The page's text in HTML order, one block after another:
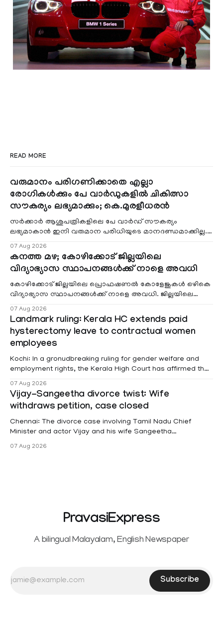
READ MORE
വരുമാനം പരിഗണിക്കാതെ എല്ലാ
രോഗികൾക്കും പേ വാർഡുകളിൽ ചികിത്സാ
സൗകര്യം ലഭ്യമാക്കും; കെ.മുരളീധരൻ
സർക്കാർ ആശുപത്രികളിലെ പേ വാർഡ് സൗകര്യം
ലഭ്യമാകാൻ ഇനി വരുമാന പരിധിയുടെ മാനദണ്ഡമാക്കില്ല.
വരുമാനം പരിഗണിക്കാതെ എല്ലാ രോഗികൾക്കും പേ വാർഡു
07 Aug 2026
കനത്ത മഴ; കോഴിക്കോട് ജില്ലയിലെ
വിദ്യാഭ്യാസ സ്ഥാപനങ്ങൾക്ക് നാളെ അവധി
കോഴിക്കോട് ജില്ലയിലെ പ്രൊഫഷണൽ കോളേജുകൾ ഒഴികെ
വിദ്യാഭ്യാസ സ്ഥാപനങ്ങൾക്ക് നാളെ അവധി. ജില്ലയിലെ
മലയോര- തീരദേശ മേഖലകളിലും മറ്റും ശക്തമായ മഴയു
07 Aug 2026
Landmark ruling: Kerala HC extends paid
hysterectomy leave to contractual women
employees
Kochi: In a gronudbreaking ruling for gender welfare and
employment rights, the Kerala High Court has affirmed that
female contractual staff employed in government-funded
projects are eligible for paid medical leave following
hysterectomy surgery under the Kerala Service Rules
(KSR). The court noted that since essential benefits like
maternity
07 Aug 2026
Vijay-Sangeetha divorce twist: Wife
withdraws petition, case closed
Chennai: The divorce case involving Tamil Nadu Chief
Minister and actor Vijay and his wife Sangeetha
Sowrnalingam has taken a new turn after Sangeetha
Sowrnalingam has taken a new turn after Sangeetha
07 Aug 2026
PravasiExpress
A bilingual Malayalam, English Newspaper
Subscribe